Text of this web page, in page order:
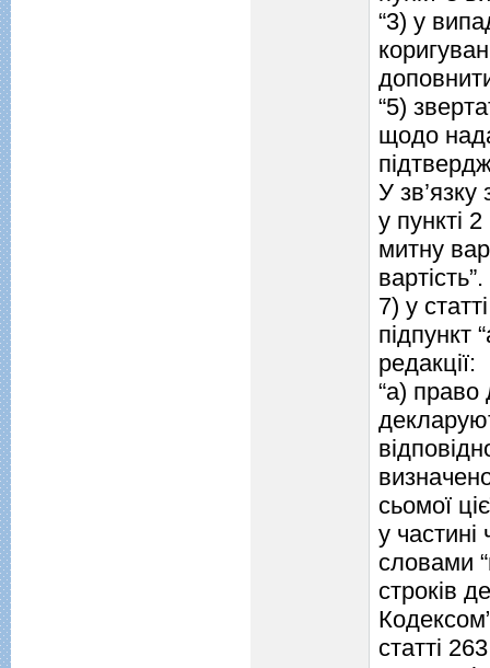
“3) у
“5)
щодо
У
у пункті
митну
вартість”.
7) у
підпункт
редакції:
“а) право
сьомої
у частині
словами
строків
статті